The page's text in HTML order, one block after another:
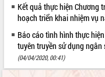
Kết quả thực hiện Chương
hoạch triển khai nhiệm vụ
Báo cáo tình hình thực
tuyên truyền sử dụng
(04/04/2020, 00:41)